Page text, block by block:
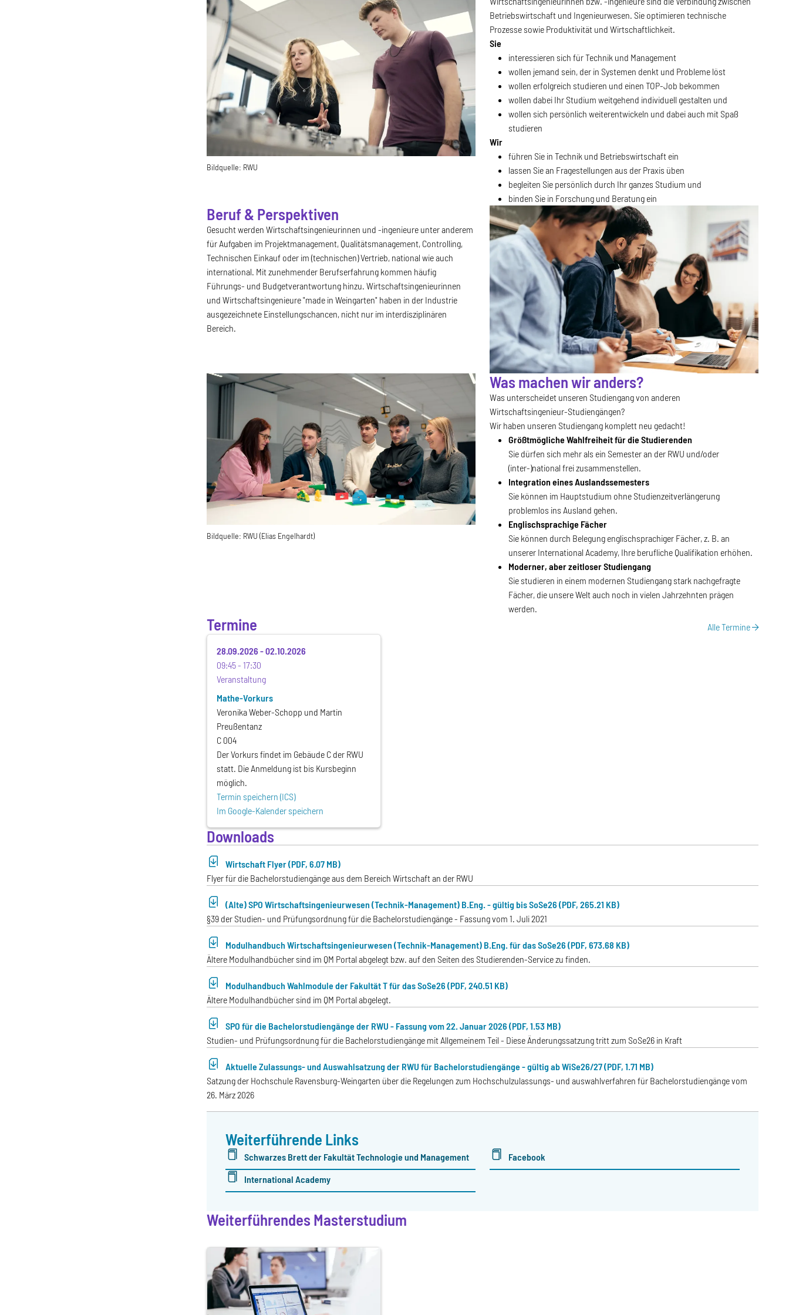
Bildquelle: RWU
Betriebswirtschaft und Ingenieurwesen. Sie optimieren technische
Prozesse sowie Produktivität und Wirtschaftlichkeit.
Sie
interessieren sich für Technik und Management
wollen jemand sein, der in Systemen denkt und Probleme löst
wollen erfolgreich studieren und einen TOP-Job bekommen
wollen dabei Ihr Studium weitgehend individuell gestalten und
wollen sich persönlich weiterentwickeln und dabei auch mit Spaß
studieren
Wir
führen Sie in Technik und Betriebswirtschaft ein
lassen Sie an Fragestellungen aus der Praxis üben
begleiten Sie persönlich durch Ihr ganzes Studium und
binden Sie in Forschung und Beratung ein
Beruf & Perspektiven
Gesucht werden Wirtschaftsingenieurinnen und -ingenieure unter anderem
für Aufgaben im Projektmanagement, Qualitätsmanagement, Controlling,
Technischen Einkauf oder im (technischen) Vertrieb, national wie auch
international. Mit zunehmender Berufserfahrung kommen häufig
Führungs- und Budgetverantwortung hinzu. Wirtschaftsingenieurinnen
und Wirtschaftsingenieure "made in Weingarten" haben in der Industrie
ausgezeichnete Einstellungschancen, nicht nur im interdisziplinären
Bereich.
Bildquelle: RWU (Elias Engelhardt)
Was machen wir anders?
Was unterscheidet unseren Studiengang von anderen
Wirtschaftsingenieur-Studiengängen?
Wir haben unseren Studiengang komplett neu gedacht!
Größtmögliche Wahlfreiheit für die Studierenden
Sie dürfen sich mehr als ein Semester an der RWU und/oder
(inter-)national frei zusammenstellen.
Integration eines Auslandssemesters
Sie können im Hauptstudium ohne Studienzeitverlängerung
problemlos ins Ausland gehen.
Englischsprachige Fächer
Sie können durch Belegung englischsprachiger Fächer, z. B. an
unserer International Academy, Ihre berufliche Qualifikation erhöhen.
Moderner, aber zeitloser Studiengang
Sie studieren in einem modernen Studiengang stark nachgefragte
Fächer, die unsere Welt auch noch in vielen Jahrzehnten prägen
werden.
Termine Alle Termine
28.09.2026 -02.10.2026
09:45
17:30
Veranstaltung
Mathe-Vorkurs
Veronika Weber-Schopp und Martin
Preußentanz
C 004
Der Vorkurs findet im Gebäude C der RWU
statt. Die Anmeldung ist bis Kursbeginn
möglich.
Termin speichern (ICS)
Im Google-Kalender speichern
Downloads
Wirtschaft Flyer (PDF, 6.07 MB)
Flyer für die Bachelorstudiengänge aus dem Bereich Wirtschaft an der RWU
(Alte) SPO Wirtschaftsingenieurwesen (Technik-Management) B.Eng. - gültig bis SoSe26 (PDF, 265.21 KB)
§39 der Studien- und Prüfungsordnung für die Bachelorstudiengänge - Fassung vom 1. Juli 2021
Modulhandbuch Wirtschaftsingenieurwesen (Technik-Management) B.Eng. für das SoSe26 (PDF, 673.68 KB)
Ältere Modulhandbücher sind im QM Portal abgelegt bzw. auf den Seiten des Studierenden-Service zu finden.
Modulhandbuch Wahlmodule der Fakultät T für das SoSe26 (PDF, 240.51 KB)
Ältere Modulhandbücher sind im QM Portal abgelegt.
SPO für die Bachelorstudiengänge der RWU - Fassung vom 22. Januar 2026 (PDF, 1.53 MB)
Studien- und Prüfungsordnung für die Bachelorstudiengänge mit Allgemeinem Teil - Diese Änderungssatzung tritt zum SoSe26 in Kraft
Aktuelle Zulassungs- und Auswahlsatzung der RWU für Bachelorstudiengänge - gültig ab WiSe26/27 (PDF, 1.71 MB)
Satzung der Hochschule Ravensburg-Weingarten über die Regelungen zum Hochschulzulassungs- und auswahlverfahren für Bachelorstudiengänge vom
26. März 2026
Weiterführende Links
Schwarzes Brett der Fakultät Technologie und Management
Facebook
International Academy
Weiterführendes Masterstudium